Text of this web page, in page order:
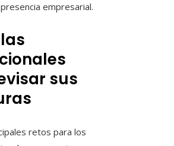
empresarial.
sus
retos para los